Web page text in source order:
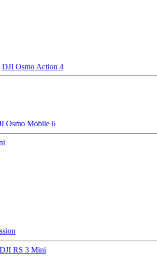
DJI Osmo Action 4
Osmo Mobile 6
DJI RS 3 Mini